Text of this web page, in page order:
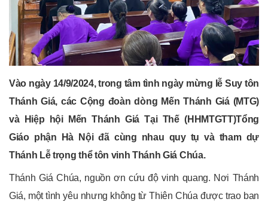
Vào ngày 14/9/2024, trong tâm tình ngày mừng lễ Suy tôn
Thánh Giá, các Cộng đoàn dòng Mến Thánh Giá (MTG)
và Hiệp hội Mến Thánh Giá Tại Thế (HHMTGTT)Tổng
Giáo phận Hà Nội đã cùng nhau quy tụ và tham dự
Thánh Lễ trọng thể tôn vinh Thánh Giá Chúa.
Thánh Giá Chúa, nguồn ơn cứu độ vinh quang. Nơi Thánh
Giá, một tình yêu nhưng không từ Thiên Chúa được trao ban